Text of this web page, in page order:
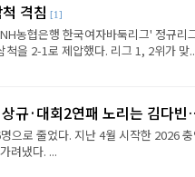
격침 [1]
농협은행 한국여자바둑리그' 정규리
을 2-1로 제압했다. 리그 1, 2위가 맞
규·대회2연패 노리는 김다
으로 줄었다. 지난 4월 시작한 2026
려냈다. ...